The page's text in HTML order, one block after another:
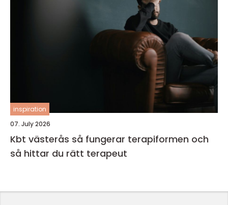
inspiration
07. July 2026
Kbt västerås så fungerar terapiformen och
så hittar du rätt terapeut